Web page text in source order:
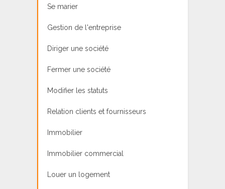
Se marier
Gestion de l'entreprise
Diriger une société
Fermer une société
Modifier les statuts
Relation clients et fournisseurs
Immobilier
Immobilier commercial
Louer un logement